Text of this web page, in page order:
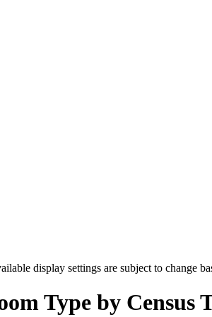
display settings are subject to change
Type by Census